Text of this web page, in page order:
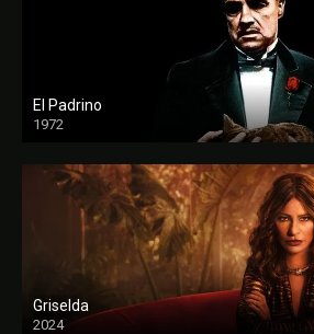
El Padrino
1972
FULL HD
Griselda
2024